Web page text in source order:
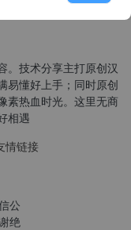
。技术分享主打原创汉
易懂好上手；同时原创
素热血时光。这里无商
相遇
情链接
公
绝